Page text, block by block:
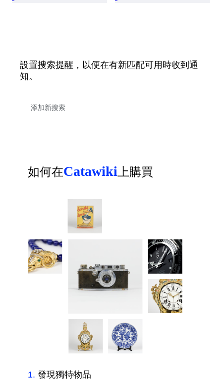
設置搜索提醒，以便在有新匹配可用時收到通
知。
如何在Catawiki上購買
1. 發現獨特物品